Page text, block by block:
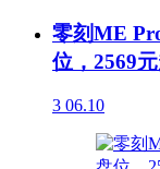
零刻ME
位，2569
3 06.10